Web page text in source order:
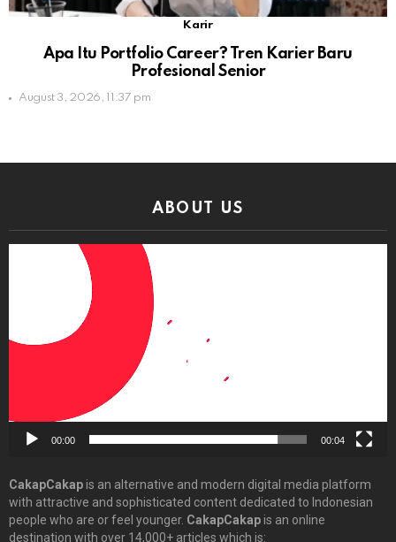
Karir
Apa Itu Portfolio Career? Tren Karier Baru
Profesional Senior
August 3, 2026, 11:37 pm
ABOUT US
00:00 00:04
CakapCakapis an alternative and modern digital media platform
with attractive and sophisticated content dedicated to Indonesian
people who are or feel younger. CakapCakapis an online
destination with over 14,000+ articles which is: